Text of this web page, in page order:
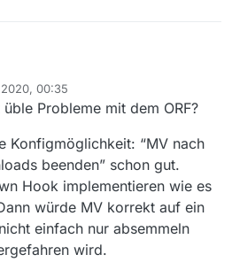
00:35
Probleme mit dem ORF?
Konfigmöglichkeit: “MV nach
beenden” schon gut.
Hook implementieren wie es
würde MV korrekt auf ein
einfach nur absemmeln
wird.